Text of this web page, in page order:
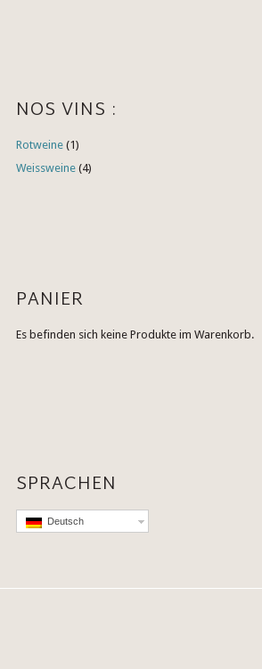
NOS VINS :
Rotweine (1)
Weissweine (4)
PANIER
Es befinden sich keine Produkte im Warenkorb.
SPRACHEN
Deutsch